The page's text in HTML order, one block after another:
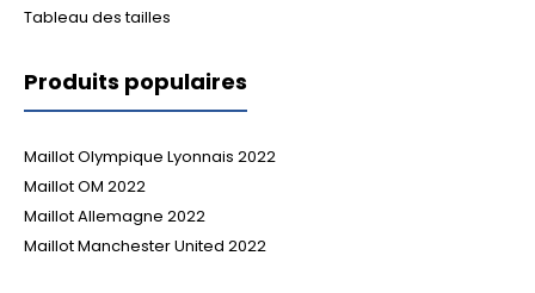
Tableau des tailles
Produits populaires
Maillot Olympique Lyonnais 2022
Maillot OM 2022
Maillot Allemagne 2022
Maillot Manchester United 2022